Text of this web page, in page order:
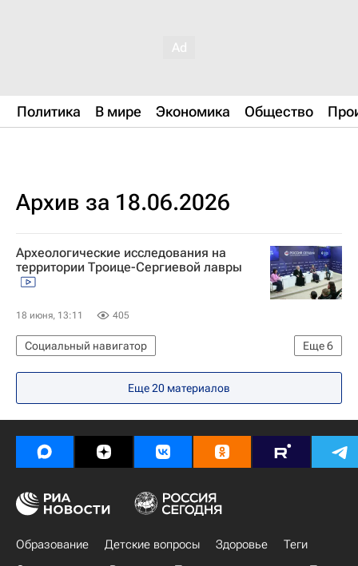
Политика В мире Экономика Общество
Архив за 18.06.2026
Археологические исследования на
территории Троице-Сергиевой лавры
18 июня, 13:11 405
Еще6
Социальный навигатор
Российская академия наук
Московская духовная академия
Свято-Троицкая Сергиева лавра (Троице-Сергиева Лавра)
Россия
Москва Археология
Еще 20 материалов
Образование Детские вопросы Здоровье
Теги